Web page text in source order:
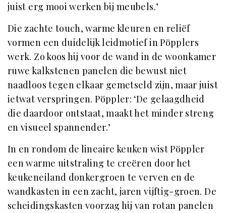
juist erg mooi werken bij meubels.’
Die zachte touch, warme kleuren en reliëf
vormen een duidelijk leidmotief in Pöpplers
werk. Zo koos hij voor de wand in de woonkamer
ruwe kalkstenen panelen die bewust niet
naadloos tegen elkaar gemetseld zijn, maar juist
ietwat verspringen. Pöppler: ‘De gelaagdheid
die daardoor ontstaat, maakt het minder streng
en visueel spannender.’
In en rondom de lineaire keuken wist Pöppler
een warme uitstraling te creëren door het
keukeneiland donkergroen te verven en de
wandkasten in een zacht, jaren vijftig-groen. De
scheidingskasten voorzag hij van rotan panelen